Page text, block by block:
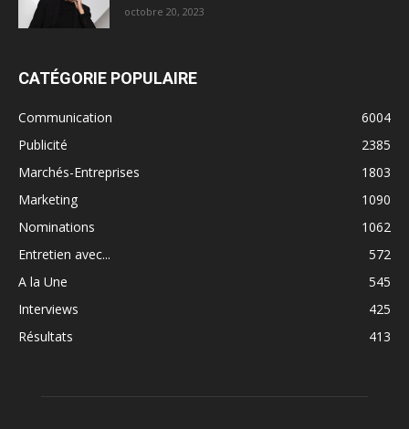
octobre 20, 2023
CATÉGORIE POPULAIRE
Communication
6004
Publicité
2385
Marchés-Entreprises
1803
Marketing
1090
Nominations
1062
Entretien avec...
572
A la Une
545
Interviews
425
Résultats
413